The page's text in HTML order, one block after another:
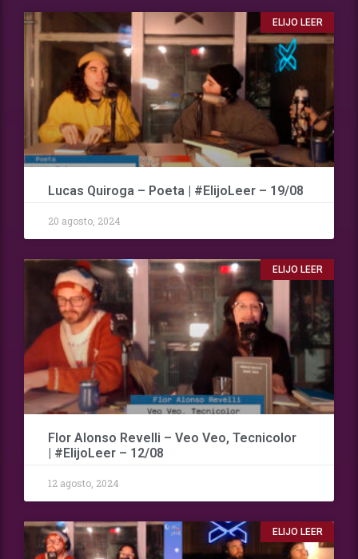
ELIJO LEER
Lucas Quiroga – Poeta | #ElijoLeer – 19/08
20 agosto, 2024
ELIJO LEER
Flor Alonso Revelli – Veo Veo, Tecnicolor
| #ElijoLeer – 12/08
12 agosto, 2024
ELIJO LEER